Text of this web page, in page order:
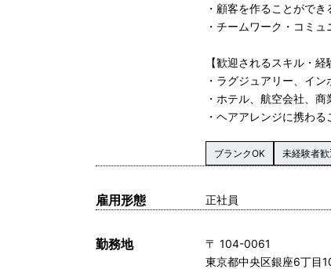
・顧客を作ることができ
・チームワーク・コミ
【歓迎されるスキル・経
・ラグジュアリー、イ
・ホテル、航空会社、
・ヘアアレンジに携わ
ブランクOK 未経験者歓
雇用形態 正社員
勤務地
〒 104-0061
東京都中央区銀座6丁目